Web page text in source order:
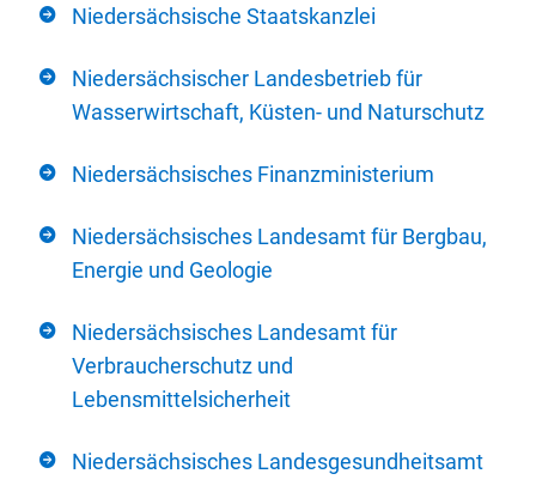
Niedersächsische Staatskanzlei
Niedersächsischer Landesbetrieb für
Wasserwirtschaft, Küsten- und Naturschutz
Niedersächsisches Finanzministerium
Niedersächsisches Landesamt für Bergbau,
Energie und Geologie
Niedersächsisches Landesamt für
Verbraucherschutz und
Lebensmittelsicherheit
Niedersächsisches Landesgesundheitsamt